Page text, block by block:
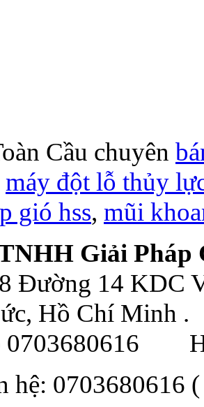
Cầu chuyên
máy đột lỗ thủy
gió hss, mũi
Giải Pháp
Đường 14 KDC
Hồ Chí Minh .
0703680616
hệ: 0703680616